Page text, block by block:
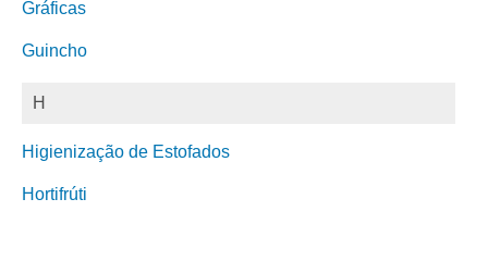
Gráficas
Guincho
H
Higienização de Estofados
Hortifrúti